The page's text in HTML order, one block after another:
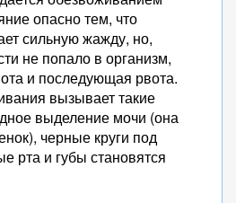
опасно тем, что
сильную жажду, но,
не попало в организм,
и последующая рвота.
вызывает такие
выделение мочи (она
черные круги под
рта и губы становятся